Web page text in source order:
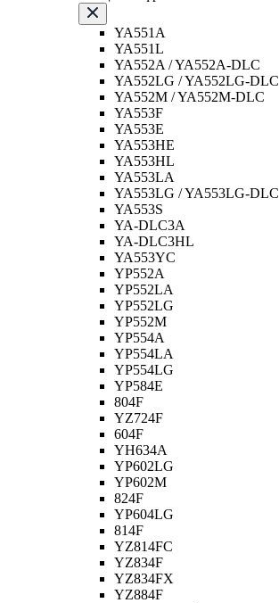
YA551A
YA551L
YA552A / YA552A-DLC
YA552LG / YA552LG-DLC
YA552M / YA552M-DLC
YA553F
YA553E
YA553HE
YA553HL
YA553LA
YA553LG / YA553LG-DLC
YA553S
YA-DLC3A
YA-DLC3HL
YA553YC
YP552A
YP552LA
YP552LG
YP552M
YP554A
YP554LA
YP554LG
YP584E
804F
YZ724F
604F
YH634A
YP602LG
YP602M
824F
YP604LG
814F
YZ814FC
YZ834F
YZ834FX
YZ884F